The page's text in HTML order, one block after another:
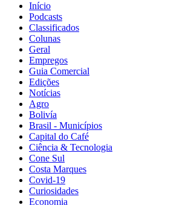
Início
Podcasts
Classificados
Colunas
Geral
Empregos
Guia Comercial
Edições
Notícias
Agro
Bolivía
Brasil - Municípios
Capital do Café
Ciência & Tecnologia
Cone Sul
Costa Marques
Covid-19
Curiosidades
Economia